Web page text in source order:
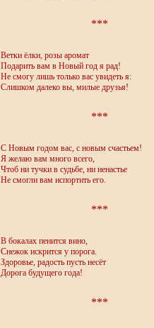
***
Ветки ёлки, розы аромат
Подарить вам в Новый год я рад!
Не смогу лишь только вас увидеть я:
Слишком далеко вы, милые друзья!
***
С Новым годом вас, с новым счастьем!
Я желаю вам много всего,
Чтоб ни тучки в судьбе, ни ненастье
Не смогли вам испортить его.
***
В бокалах пенится вино,
Снежок искрится у порога.
Здоровье, радость пусть несёт
Дорога будущего года!
***